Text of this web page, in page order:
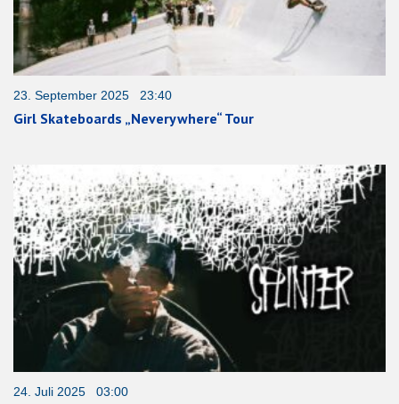
23. September 2025 23:40
Girl Skateboards „Neverywhere“ Tour
24. Juli 2025 03:00